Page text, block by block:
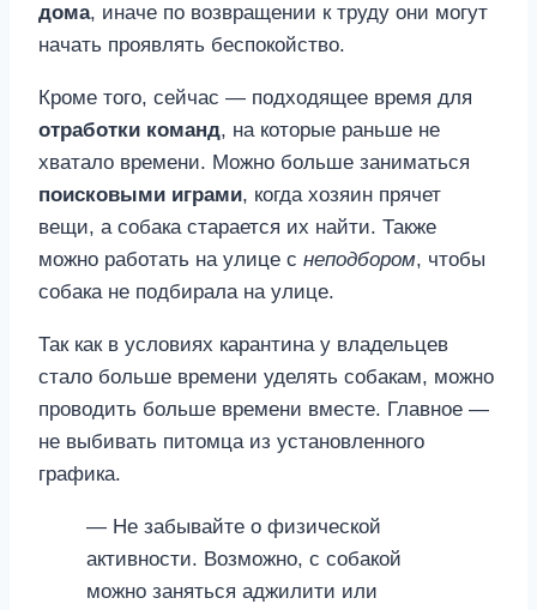
дома, иначе по возвращении к труду они могут
начать проявлять беспокойство.
Кроме того, сейчас — подходящее время для
отработки команд, на которые раньше не
хватало времени. Можно больше заниматься
поисковыми играми, когда хозяин прячет
вещи, а собака старается их найти. Также
можно работать на улице с неподбором, чтобы
собака не подбирала на улице.
Так как в условиях карантина у владельцев
стало больше времени уделять собакам, можно
проводить больше времени вместе. Главное —
не выбивать питомца из установленного
графика.
— Не забывайте о физической
активности. Возможно, с собакой
можно заняться аджилити или